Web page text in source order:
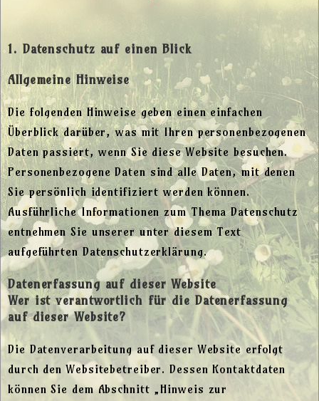
1. Datenschutz auf einen Blick
Allgemeine Hinweise
Die folgenden Hinweise geben einen einfachen
Überblick darüber, was mit Ihren personenbezogenen
Daten passiert, wenn Sie diese Website besuchen.
Personenbezogene Daten sind alle Daten, mit denen
Sie persönlich identifiziert werden können.
Ausführliche Informationen zum Thema Datenschutz
entnehmen Sie unserer unter diesem Text
aufgeführten Datenschutzerklärung.
Datenerfassung auf dieser Website
Wer ist verantwortlich für die Datenerfassung
auf dieser Website?
Die Datenverarbeitung auf dieser Website erfolgt
durch den Websitebetreiber. Dessen Kontaktdaten
können Sie dem Abschnitt „Hinweis zur